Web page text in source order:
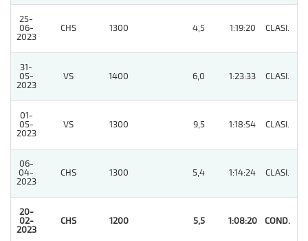
25-
06-
2023
CHS 1300 4,5 1:19:20 CLASI.
31-
05-
2023
VS 1400 6,0 1:23:33 CLASI.
01-
05-
2023
VS 1300 9,5 1:18:54 CLASI.
06-
04-
2023
CHS 1300 5,4 1:14:24 CLASI.
20-
02-
2023
CHS 1200 5,5 1:08:20 COND.